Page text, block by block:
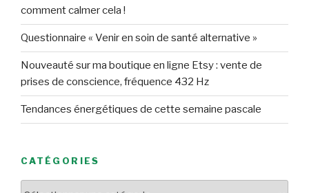
comment calmer cela !
Questionnaire « Venir en soin de santé alternative »
Nouveauté sur ma boutique en ligne Etsy : vente de
prises de conscience, fréquence 432 Hz
Tendances énergétiques de cette semaine pascale
CATÉGORIES